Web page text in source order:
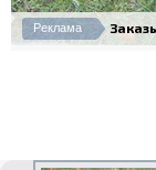
Реклама